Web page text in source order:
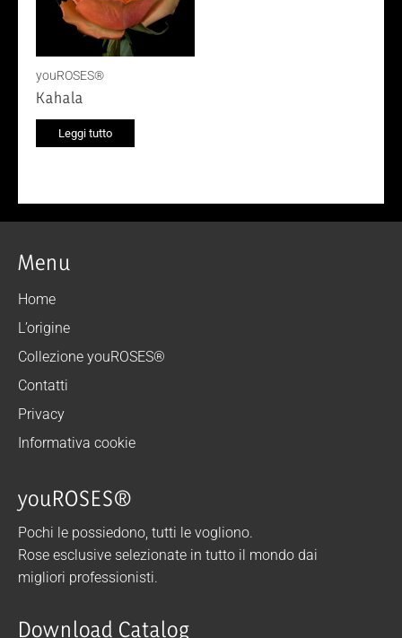
youROSES®
Kahala
Leggi tutto
Menu
Home
L’origine
Collezione youROSES®
Contatti
Privacy
Informativa cookie
youROSES®
Pochi le possiedono, tutti le vogliono.
Rose esclusive selezionate in tutto il mondo dai
migliori professionisti.
Download Catalog